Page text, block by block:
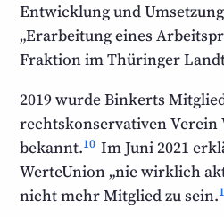
Entwicklung und
„Erarbeitung eines
Fraktion im Thüringer
2019 wurde Binkerts
rechts­konservativen Verein
bekannt.10 Im Juni 2021
WerteUnion „nie wirklich
nicht mehr Mitglied zu sein.